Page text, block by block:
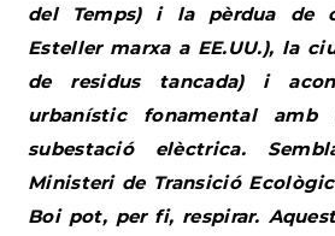
del Temps) i la pèrdua de
Esteller marxa a EE.UU.), la
de residus tancada) i
urbanístic fonamental
subestació elèctrica.
Ministeri de Transició
Boi pot, per fi, respirar.